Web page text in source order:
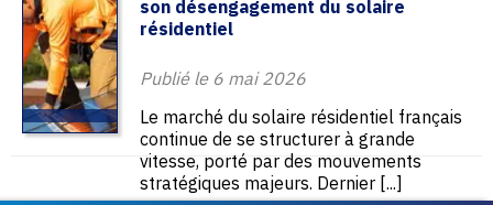
son désengagement du solaire
résidentiel
Publié le 6 mai 2026
Le marché du solaire résidentiel français
continue de se structurer à grande
vitesse, porté par des mouvements
stratégiques majeurs. Dernier [...]